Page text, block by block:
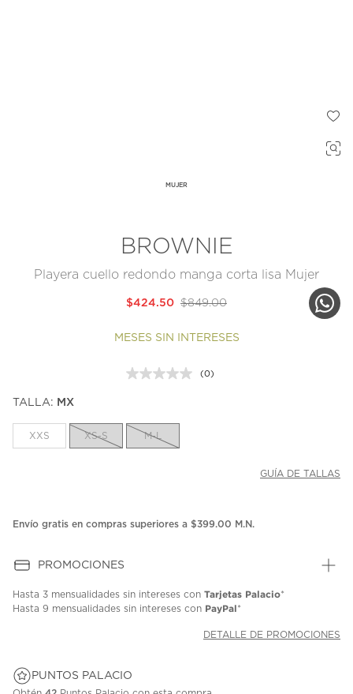
MUJER
BROWNIE
Playera cuello redondo manga corta lisa Mujer
$849.00
$424.50
MESES SIN INTERESES
Sin
(0)
TALLA: MX
XXS XS-S M-L
GUÍA DE TALLAS
Envío gratis en compras superiores a $399.00 M.N.
PROMOCIONES
Hasta 3 mensualidades sin intereses con Tarjetas Palacio*
Hasta 9 mensualidades sin intereses con PayPal*
DETALLE DE PROMOCIONES
PUNTOS PALACIO